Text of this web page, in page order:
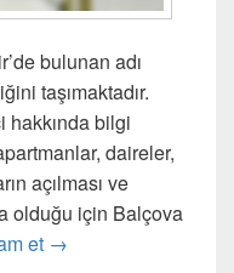
bulunan adı
taşımaktadır.
bilgi
daireler,
açılması ve
olduğu için Balçova
et Balçova Temizlikçi
→